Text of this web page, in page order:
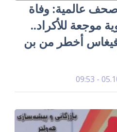
| صحف عالمية: وفاة
موجعة للأكراد..
أخطر من بن